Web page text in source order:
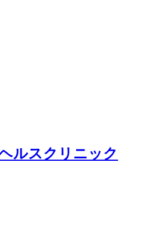
ルスクリニック